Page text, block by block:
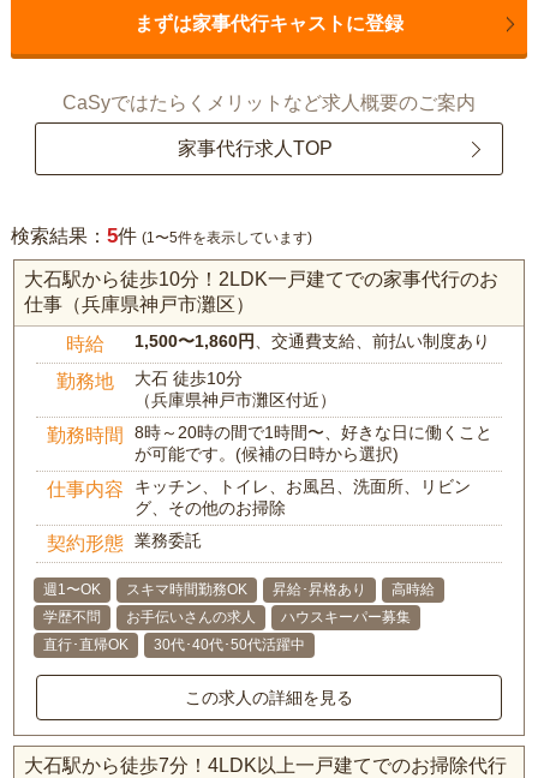
まずは家事代行キャストに登録
CaSyではたらくメリットなど求人概要のご案内
家事代行求人TOP
検索結果： 5件 (1〜5件を表示しています)
大石駅から徒歩10分！2LDK一戸建てでの家事代行のお
仕事（兵庫県神戸市灘区）
時給 1,500〜1,860円 、交通費支給、前払い制度あり
勤務地
大石 徒歩10分
（兵庫県神戸市灘区付近）
勤務時間
8時～20時の間で1時間〜、好きな日に働くこと
が可能です。(候補の日時から選択)
仕事内容
キッチン、トイレ、お風呂、洗面所、リビン
グ、その他のお掃除
契約形態 業務委託
週1〜OK スキマ時間勤務OK 昇給･昇格あり
高時給
学歴不問
お手伝いさんの求人
ハウスキーパー募集
直行･直帰OK
30代･40代･50代活躍中
この求人の詳細を見る
大石駅から徒歩7分！4LDK以上一戸建てでのお掃除代行